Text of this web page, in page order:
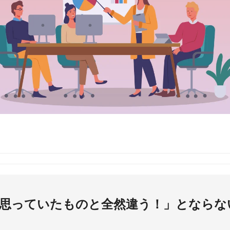
っていたものと全然違う！」となら